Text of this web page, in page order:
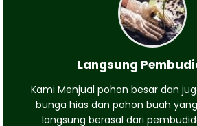
Langsung
Kami Menjual pohon besar dan
bunga hias dan pohon buah
langsung berasal dari